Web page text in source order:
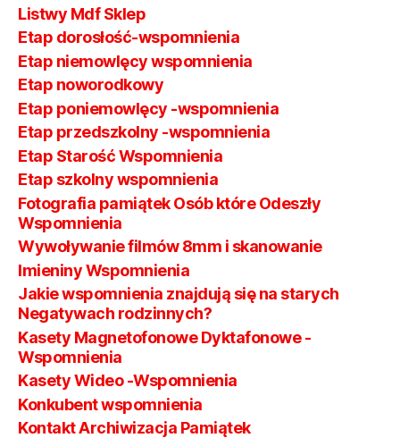
Listwy Mdf Sklep
Etap dorosłość-wspomnienia
Etap niemowlęcy wspomnienia
Etap noworodkowy
Etap poniemowlęcy -wspomnienia
Etap przedszkolny -wspomnienia
Etap Starość Wspomnienia
Etap szkolny wspomnienia
Fotografia pamiątek Osób które Odeszły
Wspomnienia
Wywoływanie filmów 8mm i skanowanie
Imieniny Wspomnienia
Jakie wspomnienia znajdują się na starych
Negatywach rodzinnych?
Kasety Magnetofonowe Dyktafonowe -
Wspomnienia
Kasety Wideo -Wspomnienia
Konkubent wspomnienia
Kontakt Archiwizacja Pamiątek